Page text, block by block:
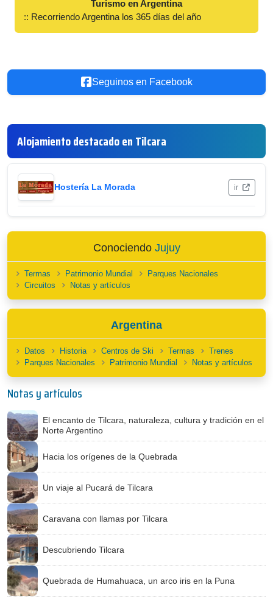
Turismo en Argentina
:: Recorriendo Argentina los 365 días del año
Seguinos en Facebook
Alojamiento destacado en Tilcara
Hostería La Morada ir
Conociendo Jujuy
Termas Patrimonio Mundial
Parques Nacionales
Circuitos
Notas y artículos
Argentina
Datos Historia Centros de Ski Termas
Trenes
Parques Nacionales
Patrimonio Mundial Notas y artículos
Notas y artículos
El encanto de Tilcara, naturaleza, cultura y tradición en el
Norte Argentino
Hacia los orígenes de la Quebrada
Un viaje al Pucará de Tilcara
Caravana con llamas por Tilcara
Descubriendo Tilcara
Quebrada de Humahuaca, un arco iris en la Puna